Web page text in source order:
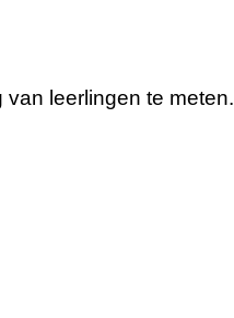
leerlingen te